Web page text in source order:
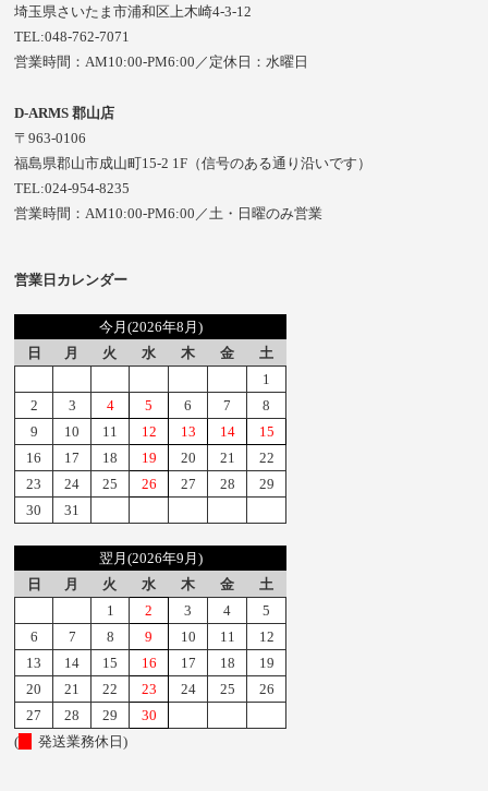
埼玉県さいたま市浦和区上木崎4-3-12
TEL:048-762-7071
営業時間：AM10:00-PM6:00／定休日：水曜日
D-ARMS 郡山店
〒963-0106
福島県郡山市成山町15-2 1F（信号のある通り沿いです）
TEL:024-954-8235
営業時間：AM10:00-PM6:00／土・日曜のみ営業
営業日カレンダー
今月(2026年8月)
日
月 火 水 木 金
土
1
2
3 4 5 6 7
8
9
10 11 12 13 14
15
16
17 18 19 20 21
22
23
24 25 26 27 28
29
30
31
翌月(2026年9月)
日
月 火 水 木 金
土
1
2 3 4
5
6
7 8 9 10 11
12
13
14 15 16 17 18
19
20
21 22 23 24 25
26
27
28 29
30
(
発送業務休日)